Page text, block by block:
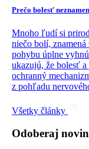
Prečo bolesť
Mnoho ľudí si
niečo bolí, znamená
pohybu úplne
ukazujú, že bolesť
ochranný
z pohľadu
Všetky články
Odoberaj